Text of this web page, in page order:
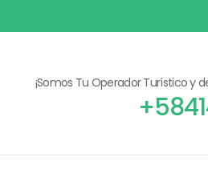
¡Somos Tu Operador Turístico y